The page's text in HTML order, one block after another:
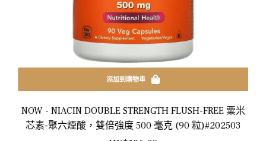
添加到購物車
NOW - NIACIN DOUBLE STRENGTH FLUSH-FREE 粟米
芯素-聚六煙酸，雙倍強度 500 毫克 (90 粒)#202503